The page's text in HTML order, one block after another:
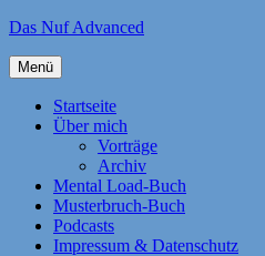
Zum
springen
Das Nuf Advanced
Menü
Startseite
Über mich
Vorträge
Archiv
Mental Load-Buch
Musterbruch-Buch
Podcasts
Impressum & Datenschutz